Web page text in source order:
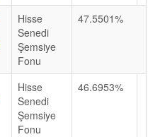
Hisse
Senedi
Şemsiye
Fonu
47.5501%
Hisse
Senedi
Şemsiye
Fonu
46.6953%